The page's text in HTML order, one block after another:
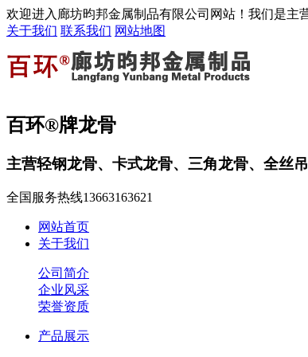
欢迎进入廊坊昀邦金属制品有限公司网站！我们是
关于我们 联系我们 网站地图
百环®牌龙骨
主营轻钢龙骨、卡式龙骨、三角龙骨、全丝
全国服务热线13663163621
网站首页
关于我们
公司简介
企业风采
荣誉资质
产品展示